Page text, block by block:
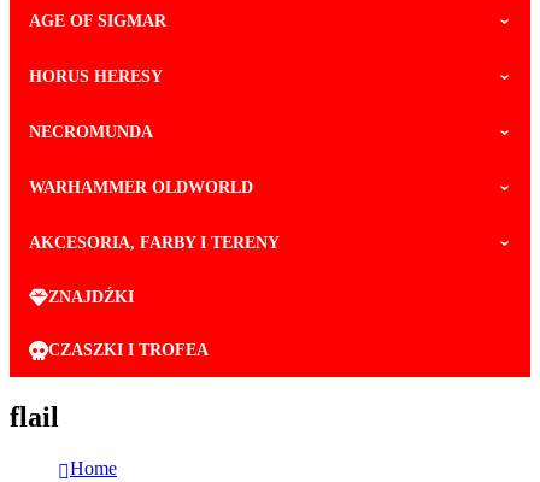
AGE OF SIGMAR
HORUS HERESY
NECROMUNDA
WARHAMMER OLDWORLD
AKCESORIA, FARBY I TERENY
ZNAJDŹKI
CZASZKI I TROFEA
flail
Home